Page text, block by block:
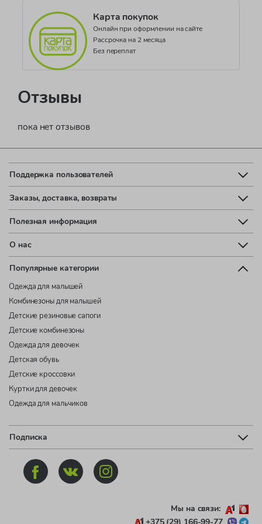
Карта покупок
Онлайн при оформлении на сайте
Рассрочка на 2 месяца
Без переплат
Отзывы
пока нет отзывов
Поддержка пользователей
Заказы, доставка, возвраты
Полезная информация
О нас
Популярные категории
Одежда для малышей
Комбинезоны для малышей
Детские резиновые сапоги
Детские комбинезоны
Одежда для девочек
Детская обувь
Детские кроссовки
Куртки для девочек
Одежда для мальчиков
Подписка
Мы на связи: